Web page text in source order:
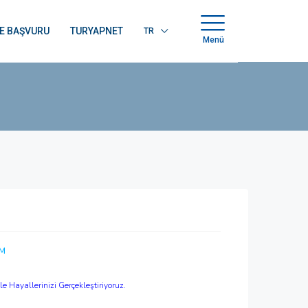
BAŞVURU TURYAPNET
TR
Menü
Hayallerinizi Gerçekleştiriyoruz.